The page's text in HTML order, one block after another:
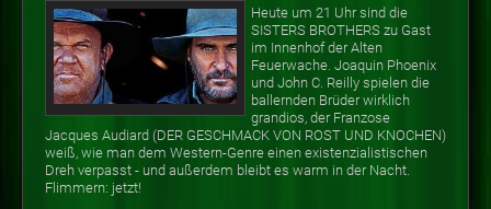
Heute um 21 Uhr sind die
SISTERS BROTHERS zu Gast
im Innenhof der Alten
Feuerwache. Joaquin Phoenix
und John C. Reilly spielen die
ballernden Brüder wirklich
grandios, der Franzose
Jacques Audiard (DER GESCHMACK VON ROST UND KNOCHEN)
weiß, wie man dem Western-Genre einen existenzialistischen
Dreh verpasst - und außerdem bleibt es warm in der Nacht.
Flimmern: jetzt!